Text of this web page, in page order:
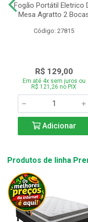
Fogão Portátil Eletrico
Mesa Agratto 2
Código: 27815
R$ 129,00
Em até 4x sem juros ou
R$ 121,26 no PIX
Adicionar
Produtos de linha